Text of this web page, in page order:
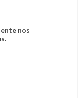
nos
AVEC